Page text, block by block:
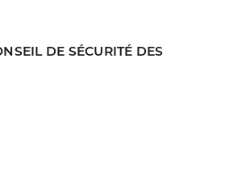
DE SÉCURITÉ DES